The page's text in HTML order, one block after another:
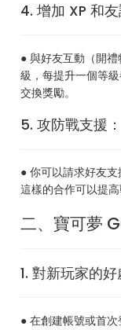
4. 增加 XP 和友
● 與好友互動（開
級，每提升一個等
交換獎勵。
5. 攻防戰支援：
● 你可以請求好友
這樣的合作可以提高
二、寶可夢
1. 對新玩家的好
● 在創建帳號或首